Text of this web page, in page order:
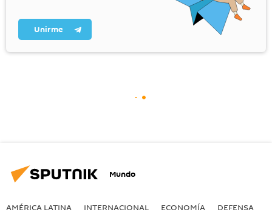
Unirme
Mundo
AMÉRICA LATINA INTERNACIONAL ECONOMÍA DEFENSA